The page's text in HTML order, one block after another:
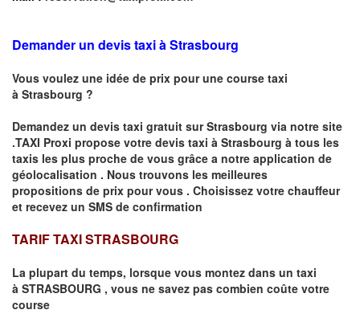
Demander un devis taxi à Strasbourg
Vous voulez une idée de prix pour une course taxi
à Strasbourg ?
Demandez un devis taxi gratuit surStrasbourg via notre site
.TAXI Proxi propose votre devis taxi à Strasbourg à tous les
taxis les plus proche de vous grâce a notre application de
géolocalisation . Nous trouvons les meilleures
propositions de prix pour vous . Choisissez votre chauffeur
et recevez un SMS de confirmation
TARIF TAXI STRASBOURG
La plupart du temps, lorsque vous montez dans un taxi
à STRASBOURG , vous ne savez pas combien coûte votre
course